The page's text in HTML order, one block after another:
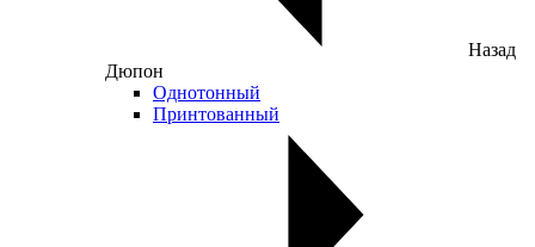
Назад
Дюпон
Однотонный
Принтованный